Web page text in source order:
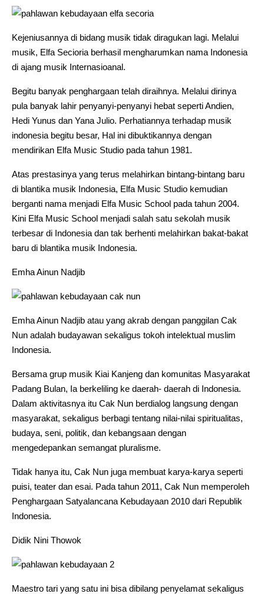
Kejeniusannya di bidang musik tidak diragukan lagi. Melalui
musik, Elfa Secioria berhasil mengharumkan nama Indonesia
di ajang musik Internasioanal.
Begitu banyak penghargaan telah diraihnya. Melalui dirinya
pula banyak lahir penyanyi-penyanyi hebat seperti Andien,
Hedi Yunus dan Yana Julio. Perhatiannya terhadap musik
indonesia begitu besar, Hal ini dibuktikannya dengan
mendirikan Elfa Music Studio pada tahun 1981.
Atas prestasinya yang terus melahirkan bintang-bintang baru
di blantika musik Indonesia, Elfa Music Studio kemudian
berganti nama menjadi Elfa Music School pada tahun 2004.
Kini Elfa Music School menjadi salah satu sekolah musik
terbesar di Indonesia dan tak berhenti melahirkan bakat-bakat
baru di blantika musik Indonesia.
Emha Ainun Nadjib
Emha Ainun Nadjib atau yang akrab dengan panggilan Cak
Nun adalah budayawan sekaligus tokoh intelektual muslim
Indonesia.
Bersama grup musik Kiai Kanjeng dan komunitas Masyarakat
Padang Bulan, Ia berkeliling ke daerah- daerah di Indonesia.
Dalam aktivitasnya itu Cak Nun berdialog langsung dengan
masyarakat, sekaligus berbagi tentang nilai-nilai spiritualitas,
budaya, seni, politik, dan kebangsaan dengan
mengedepankan semangat pluralisme.
Tidak hanya itu, Cak Nun juga membuat karya-karya seperti
puisi, teater dan esai. Pada tahun 2011, Cak Nun memperoleh
Penghargaan Satyalancana Kebudayaan 2010 dari Republik
Indonesia.
Didik Nini Thowok
Maestro tari yang satu ini bisa dibilang penyelamat sekaligus